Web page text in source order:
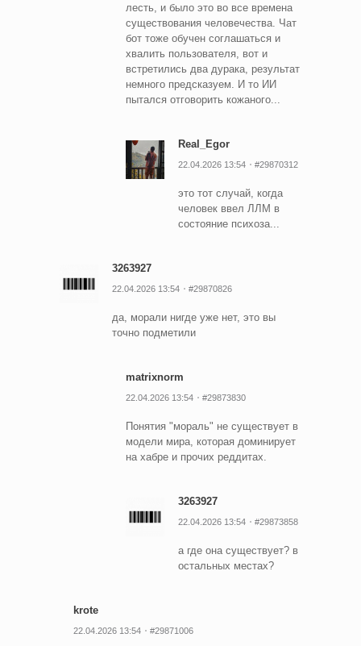
лесть, и было это во все времена
существования человечества. Чат
бот тоже обучен соглашаться и
хвалить пользователя, вот и
встретились два дурака, результат
немного предсказуем. И то ИИ
пытался отговорить кожаного...
Real_Egor
22.04.2026 13:54 #29870312
это тот случай, когда
человек ввел ЛЛМ в
состояние психоза...
3263927
22.04.2026 13:54 #29870826
да, морали нигде уже нет, это вы
точно подметили
matrixnorm
22.04.2026 13:54 #29873830
Понятия "мораль" не существует в
модели мира, которая доминирует
на хабре и прочих реддитах.
3263927
22.04.2026 13:54 #29873858
а где она существует? в
остальных местах?
krote
22.04.2026 13:54 #29871006